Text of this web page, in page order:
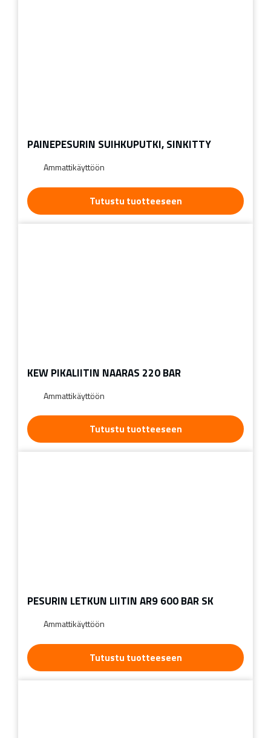
PAINEPESURIN SUIHKUPUTKI, SINKITTY
Ammattikäyttöön
Tutustu tuotteeseen
KEW PIKALIITIN NAARAS 220 BAR
Ammattikäyttöön
Tutustu tuotteeseen
PESURIN LETKUN LIITIN AR9 600 BAR SK
Ammattikäyttöön
Tutustu tuotteeseen